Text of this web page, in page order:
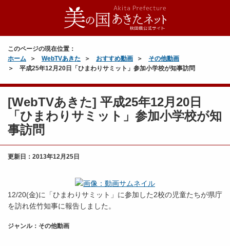
このページの現在位置：
ホーム
WebTVあきた おすすめ動画
その他動画
平成25年12月20日「ひまわりサミット」参加小学校が知事訪問
[WebTVあきた] 平成25年12月20日
「ひまわりサミット」参加小学校が知
事訪問
更新日： 2013年12月25日
12/20(金)に「ひまわりサミット」に参加した2校の児童たちが県庁
を訪れ佐竹知事に報告しました。
ジャンル：その他動画